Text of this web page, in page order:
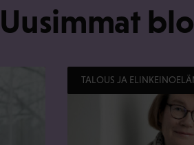
Uusimmat
TALOUS JA